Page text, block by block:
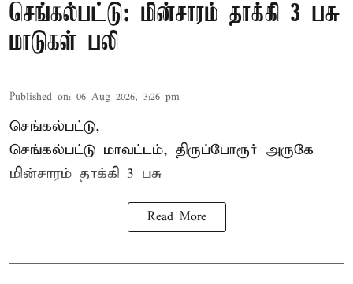
செங்கல்பட்டு: மின்சாரம் தாக்கி 3 பசு
மாடுகள் பலி
Published on: 06 Aug 2026, 3:26 pm
செங்கல்பட்டு,
செங்கல்பட்டு மாவட்டம், திருப்போரூர் அருகே
மின்சாரம் தாக்கி 3 பசு
Read More